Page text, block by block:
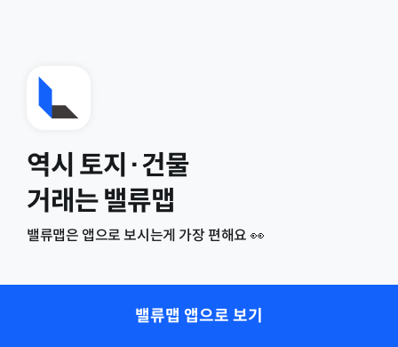
역시 토지·건물
거래는 밸류맵
밸류맵은 앱으로 보시는게 가장 편해요 👀
밸류맵 앱으로 보기